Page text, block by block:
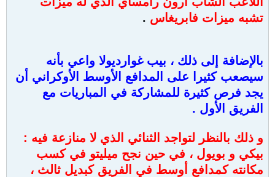
تشبه ميزات فابريغاس .
بالإضافة إلى ذلك ، بيب غوارديولا واعي بأنه
سيصعب كثيرا على المدافع الأوسط الأوكراني أن
يجد فرص كثيرة للمشاركة في المباريات مع
الفريق الأول .
و ذلك بالنظر لتواجد الثنائي الذي لا منازعة فيه :
بيكي و بويول ، في حين نجح ميليتو في كسب
مكانته كمدافع أوسط في الفريق كبديل ثالث ،